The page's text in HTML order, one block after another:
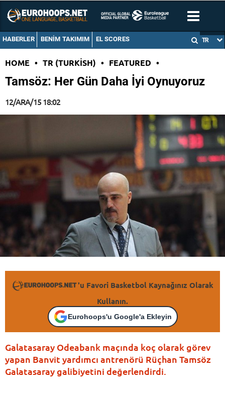
HABERLER BENIM TAKIMIM EL SCORES TR
HOME • TR (TURKISH) • FEATURED •
Tamsöz: Her Gün Daha İyi Oynuyoruz
12/ARA/15 18:02
'u Favori Basketbol Kaynağınız Olarak
Kullanın.
Eurohoops'u Google'a Ekleyin
Galatasaray Odeabank maçında koç olarak görev
yapan Banvit yardımcı antrenörü Rüçhan Tamsöz
Galatasaray galibiyetini değerlendirdi.